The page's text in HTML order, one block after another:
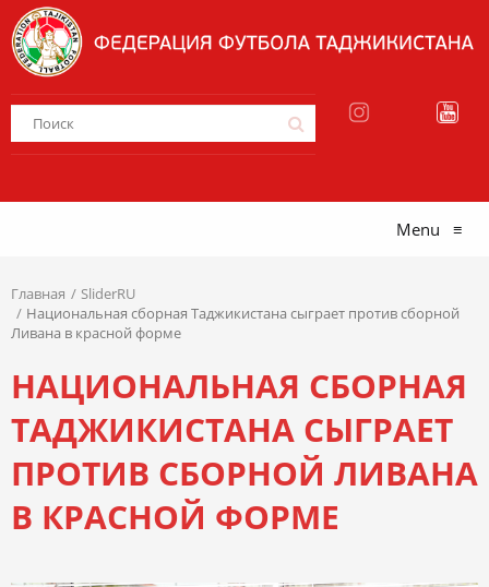
Menu ≡
Главная
SliderRU
Национальная сборная Таджикистана сыграет против сборной
Ливана в красной форме
НАЦИОНАЛЬНАЯ СБОРНАЯ
ТАДЖИКИСТАНА СЫГРАЕТ
ПРОТИВ СБОРНОЙ ЛИВАНА
В КРАСНОЙ ФОРМЕ